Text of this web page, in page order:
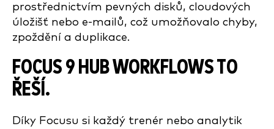
prostřednictvím pevných disků, cloudových
úložišť nebo e-mailů, což umožňovalo chyby,
zpoždění a duplikace.
FOCUS 9 HUB WORKFLOWS TO
ŘEŠÍ.
Díky Focusu si každý trenér nebo analytik